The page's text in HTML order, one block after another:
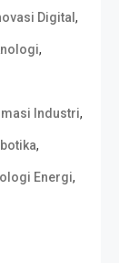
Digital ,
,
Industri,
,
Energi,